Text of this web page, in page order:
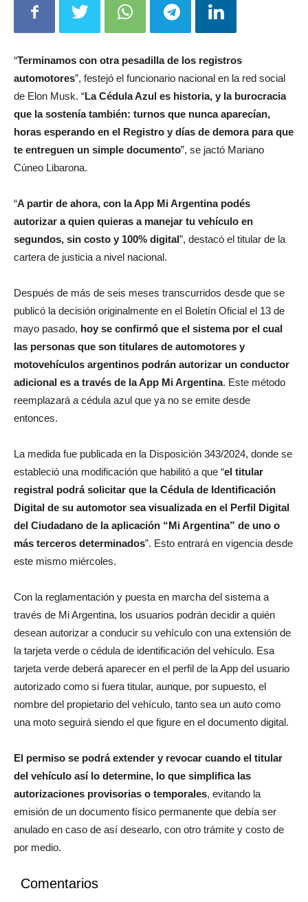
“Terminamos con otra pesadilla de los registros
automotores”, festejó el funcionario nacional en la red social
de Elon Musk. “La Cédula Azul es historia, y la burocracia
que la sostenía también: turnos que nunca aparecían,
horas esperando en el Registro y días de demora para que
te entreguen un simple documento”, se jactó Mariano
Cúneo Libarona.
“A partir de ahora, con la App Mi Argentina podés
autorizar a quien quieras a manejar tu vehículo en
segundos, sin costo y 100% digital”, destacó el titular de la
cartera de justicia a nivel nacional.
Después de más de seis meses transcurridos desde que se
publicó la decisión originalmente en el Boletín Oficial el 13 de
mayo pasado, hoy se confirmó que el sistema por el cual
las personas que son titulares de automotores y
motovehículos argentinos podrán autorizar un conductor
adicional es a través de la App Mi Argentina. Este método
reemplazará a cédula azul que ya no se emite desde
entonces.
La medida fue publicada en la Disposición 343/2024, donde se
estableció una modificación que habilitó a que “el titular
registral podrá solicitar que la Cédula de Identificación
Digital de su automotor sea visualizada en el Perfil Digital
del Ciudadano de la aplicación “Mi Argentina” de uno o
más terceros determinados”. Esto entrará en vigencia desde
este mismo miércoles.
Con la reglamentación y puesta en marcha del sistema a
través de Mi Argentina, los usuarios podrán decidir a quién
desean autorizar a conducir su vehículo con una extensión de
la tarjeta verde o cédula de identificación del vehículo. Esa
tarjeta verde deberá aparecer en el perfil de la App del usuario
autorizado como si fuera titular, aunque, por supuesto, el
nombre del propietario del vehículo, tanto sea un auto como
una moto seguirá siendo el que figure en el documento digital.
El permiso se podrá extender y revocar cuando el titular
del vehículo así lo determine, lo que simplifica las
autorizaciones provisorias o temporales, evitando la
emisión de un documento físico permanente que debía ser
anulado en caso de así desearlo, con otro trámite y costo de
por medio.
Comentarios